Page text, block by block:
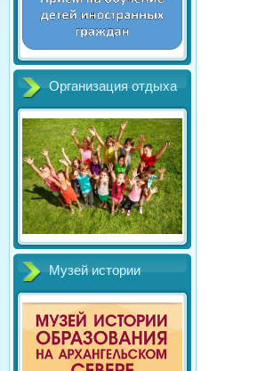
Организация отдыха
Музей истории